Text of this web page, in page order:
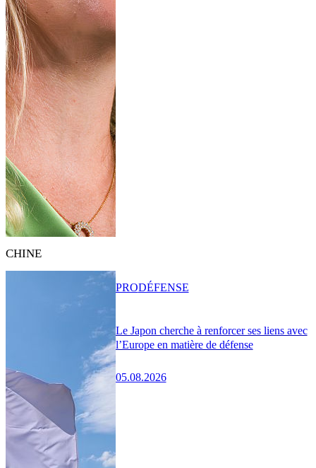
CHINE
Le Japon cherche à renforcer ses liens avec
l’Europe en matière de défense
05.08.2026
PRODÉFENSE